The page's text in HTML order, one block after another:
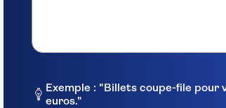
Exemple : "Billets coupe-file pour
euros."